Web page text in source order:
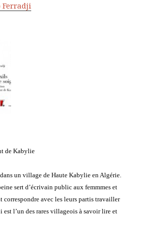
Ferradji
de Kabylie
un village de Haute Kabylie en Algérie.
sert d’écrivain public aux femmmes et
correspondre avec les leurs partis travailler
est l’un des rares villageois à savoir lire et